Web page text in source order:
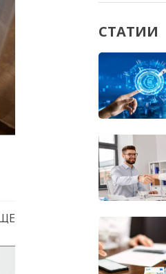
СТАТИИ